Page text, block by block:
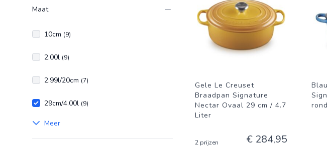
Maat
10cm (9)
2.00l (9)
2.99l/20cm (7)
29cm/4.00l (9)
Meer
Gele Le Creuset
Braadpan Signature
Nectar Ovaal 29 cm / 4.7
Liter
2 prijzen € 284,95